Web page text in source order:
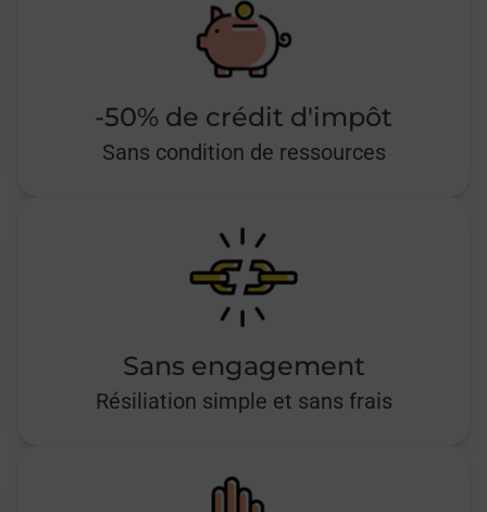
-50% de crédit d'impôt
Sans condition de ressources
Sans engagement
Résiliation simple et sans frais